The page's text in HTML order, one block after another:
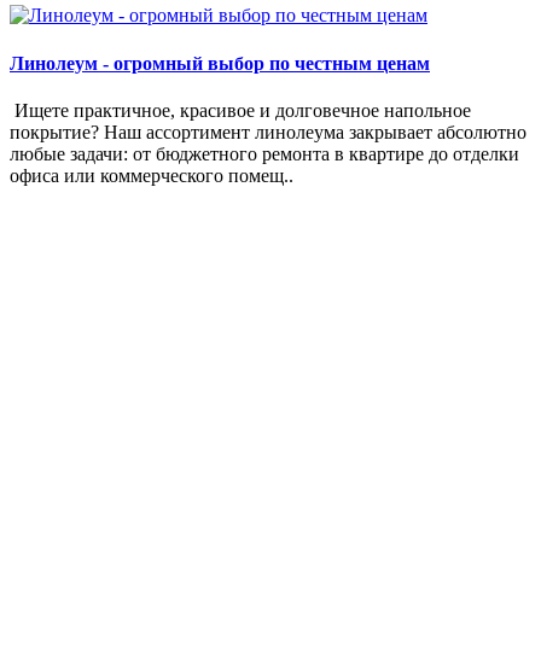
Линолеум - огромный выбор по честным ценам
Ищете практичное, красивое и долговечное напольное
покрытие? Наш ассортимент линолеума закрывает абсолютно
любые задачи: от бюджетного ремонта в квартире до отделки
офиса или коммерческого помещ..